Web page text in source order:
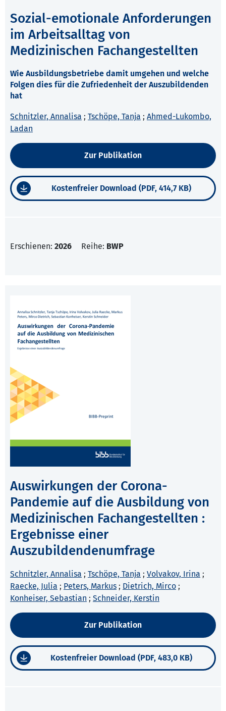
Sozial-emotionale Anforderungen
im Arbeitsalltag von
Medizinischen Fachangestellten
Wie Ausbildungsbetriebe damit umgehen und welche
Folgen dies für die Zufriedenheit der Auszubildenden
hat
Schnitzler, Annalisa ; Tschöpe, Tanja ; Ahmed-Lukombo,
Ladan
Zur Publikation
Kostenfreier Download (PDF, 414,7 KB)
Erschienen: 2026 Reihe: BWP
Auswirkungen der Corona-
Pandemie auf die Ausbildung von
Medizinischen Fachangestellten :
Ergebnisse einer
Auszubildendenumfrage
Schnitzler, Annalisa ; Tschöpe, Tanja ; Volvakov, Irina ;
Raecke, Julia ; Peters, Markus ; Dietrich, Mirco ;
Konheiser, Sebastian ; Schneider, Kerstin
Zur Publikation
Kostenfreier Download (PDF, 483,0 KB)